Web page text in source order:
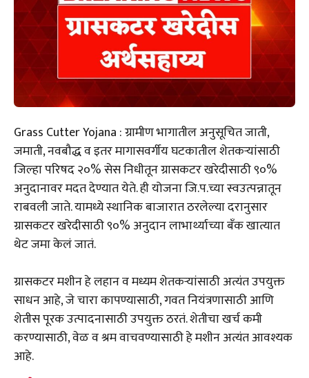
Grass Cutter Yojana : ग्रामीण भागातील अनुसूचित जाती,
जमाती, नवबौद्ध व इतर मागासवर्गीय घटकातील शेतकऱ्यांसाठी
जिल्हा परिषद २०% सेस निधीतून ग्रासकटर खरेदीसाठी ९०%
अनुदानावर मदत देण्यात येते. ही योजना जि.प.च्या स्वउत्पन्नातून
राबवली जाते. यामध्ये स्थानिक बाजारात ठरलेल्या दरानुसार
ग्रासकटर खरेदीसाठी ९०% अनुदान लाभार्थ्याच्या बँक खात्यात
थेट जमा केलं जातं.
ग्रासकटर मशीन हे लहान व मध्यम शेतकऱ्यांसाठी अत्यंत उपयुक्त
साधन आहे, जे चारा कापण्यासाठी, गवत नियंत्रणासाठी आणि
शेतीस पूरक उत्पादनासाठी उपयुक्त ठरतं. शेतीचा खर्च कमी
करण्यासाठी, वेळ व श्रम वाचवण्यासाठी हे मशीन अत्यंत आवश्यक
आहे.